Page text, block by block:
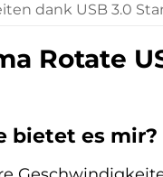
dank USB 3.0
Rotate
bietet es mir?